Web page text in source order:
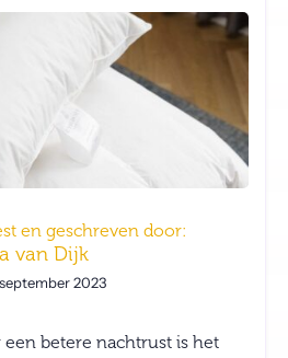
en geschreven door:
van Dijk
2023
betere nachtrust is het